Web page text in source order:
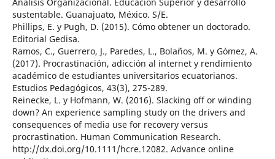
sustentable. Guanajuato, México. S/E.
Phillips, E. y Pugh, D. (2015). Cómo obtener un doctorado.
Editorial Gedisa.
Ramos, C., Guerrero, J., Paredes, L., Bolaños, M. y Gómez, A.
(2017). Procrastinación, adicción al internet y rendimiento
académico de estudiantes universitarios ecuatorianos.
Estudios Pedagógicos, 43(3), 275-289.
Reinecke, L. y Hofmann, W. (2016). Slacking off or winding
down? An experience sampling study on the drivers and
consequences of media use for recovery versus
procrastination. Human Communication Research.
http://dx.doi.org/10.1111/hcre.12082. Advance online